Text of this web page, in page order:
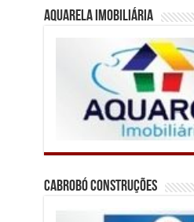
Aquarela Imobiliária
Cabrobó Construções